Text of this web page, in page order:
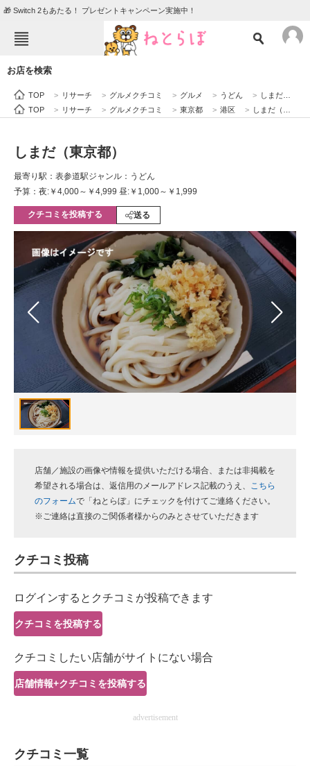
🎁 Switch 2もあたる！ プレゼントキャンペーン実施中！
エンタメ クイズ
住まい
動物 リサーチ
会員記事
メディア
注目記事を集めた総合ページ
ITの今と未来を見通す
スマホと通信の最新トレンド
進化するPCとデバイスの未来
好きが集まる 比べて選べる
ビジネスと働き方のヒント
企業ITのトレンドを詳説
経営リーダーのコミュニティ
ITエンジニア向け専門サイト
企業向けIT製品の総合サイト
IT製品の技術・比較・事例
製造業のIT導入・活用を支援
エレクトロニクス専門サイト
電子設計の基本と応用
お店を検索
TOP > リサーチ > グルメクチコミ > グルメ > うどん > しまだ（東京都）
TOP
> リサーチ > グルメクチコミ > 東京都 > 港区 > しまだ（東京都）
しまだ（東京都）
最寄り駅：表参道駅ジャンル：うどん
予算：夜:￥4,000～￥4,999 昼:￥1,000～￥1,999
クチコミを投稿する 送る
店舗／施設の画像や情報を提供いただける場合、または非掲載を
希望される場合は、返信用のメールアドレス記載のうえ、
こちら
のフォームで「ねとらぼ」にチェックを付けてご連絡ください。
※ご連絡は直接のご関係者様からのみとさせていただきます
クチコミ投稿
ログインするとクチコミが投稿できます
クチコミを投稿する
クチコミしたい店舗がサイトにない場合
店舗情報+クチコミを投稿する
advertisement
クチコミ一覧